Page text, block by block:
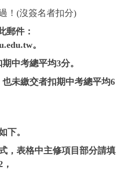
！(沒簽名者扣分)
郵件：
。
中考總平均3分。
未繳交者扣期中考總平均6
下。
，表格中主修項目部分請填